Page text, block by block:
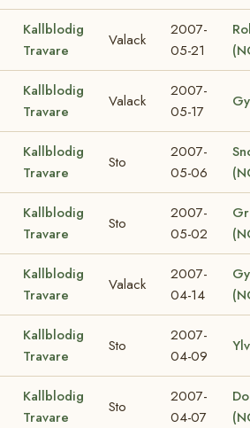
Kallblodig
Travare
Valack
2007-
05-21
Kallblodig
Travare
Valack
2007-
05-17
Kallblodig
Travare
Sto
2007-
05-06
Kallblodig
Travare
Sto
2007-
05-02
Kallblodig
Travare
Valack
2007-
04-14
Kallblodig
Travare
Sto
2007-
04-09
Kallblodig
Travare
Sto
2007-
04-07